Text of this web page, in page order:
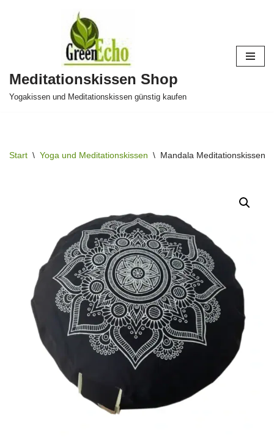
Meditationskissen Shop
Yogakissen und Meditationskissen günstig kaufen
Start \ Yoga und Meditationskissen \ Mandala Meditationskissen